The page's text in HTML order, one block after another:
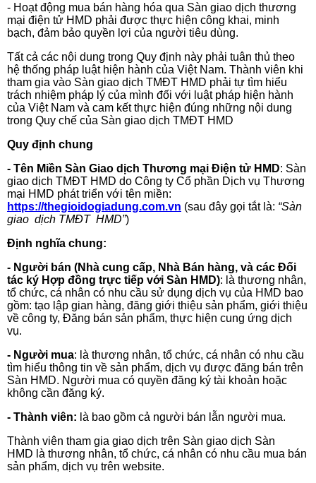
- Hoạt động mua bán hàng hóa qua Sàn giao dịch thương
mại điện tử HMD phải được thực hiện công khai, minh
bạch, đảm bảo quyền lợi của người tiêu dùng.
Tất cả các nội dung trong Quy định này phải tuân thủ theo
hệ thống pháp luật hiện hành của Việt Nam. Thành viên khi
tham gia vào Sàn giao dịch TMĐT HMD phải tự tìm hiểu
trách nhiệm pháp lý của mình đối với luật pháp hiện hành
của Việt Nam và cam kết thực hiện đúng những nội dung
trong Quy chế của Sàn giao dịch TMĐT HMD
Quy định chung
- Tên Miền Sàn Giao dịch Thương mại Điện tử HMD: Sàn
giao dịch TMĐT HMD do Công ty Cổ phần Dịch vụ Thương
mại HMD phát triển với tên miền:
https://thegioidogiadung.com.vn (sau đây gọi tắt là: “Sàn
giao dịch TMĐT HMD”)
Định nghĩa chung:
- Người bán (Nhà cung cấp, Nhà Bán hàng, và các Đối
tác ký Hợp đồng trực tiếp với Sàn HMD): là thương nhân,
tổ chức, cá nhân có nhu cầu sử dụng dịch vụ của HMD bao
gồm: tạo lập gian hàng, đăng giới thiệu sản phẩm, giới thiệu
về công ty, Đăng bán sản phẩm, thực hiện cung ứng dịch
vụ.
- Người mua: là thương nhân, tổ chức, cá nhân có nhu cầu
tìm hiểu thông tin về sản phẩm, dịch vụ được đăng bán trên
Sàn HMD. Người mua có quyền đăng ký tài khoản hoặc
không cần đăng ký.
- Thành viên: là bao gồm cả người bán lẫn người mua.
Thành viên tham gia giao dịch trên Sàn giao dịch Sàn
HMD là thương nhân, tổ chức, cá nhân có nhu cầu mua bán
sản phẩm, dịch vụ trên website.